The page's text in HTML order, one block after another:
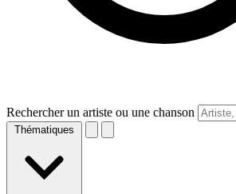
Rechercher un artiste ou une chanson
Thématiques